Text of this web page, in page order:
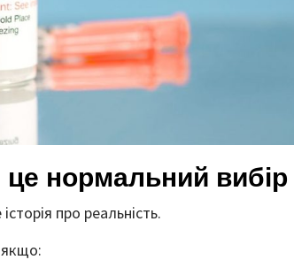
це нормальний вибір
про реальність.
якщо: